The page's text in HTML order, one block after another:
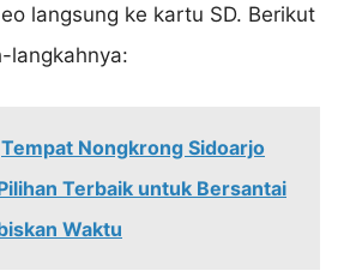
langsung ke kartu SD. Berikut
langkahnya:
Tempat Nongkrong Sidoarjo
Terbaik untuk Bersantai
Waktu